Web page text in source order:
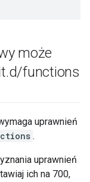
może
.d/functions
uprawnień
.
uprawnień
ich na 700,